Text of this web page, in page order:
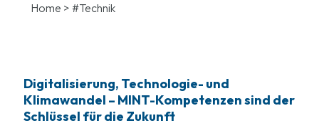
Home > #Technik
Digitalisierung, Technologie- und
Klimawandel – MINT-Kompetenzen sind der
Schlüssel für die Zukunft